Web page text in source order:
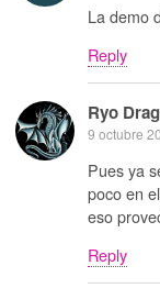
La demo
Reply
Ryo
9 octubre
Pues ya
poco en
eso
Reply